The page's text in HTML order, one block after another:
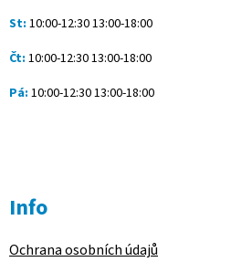
St: 10:00-12:30 13:00-18:00
Čt: 10:00-12:30 13:00-18:00
Pá: 10:00-12:30 13:00-18:00
Info
Ochrana osobních údajů